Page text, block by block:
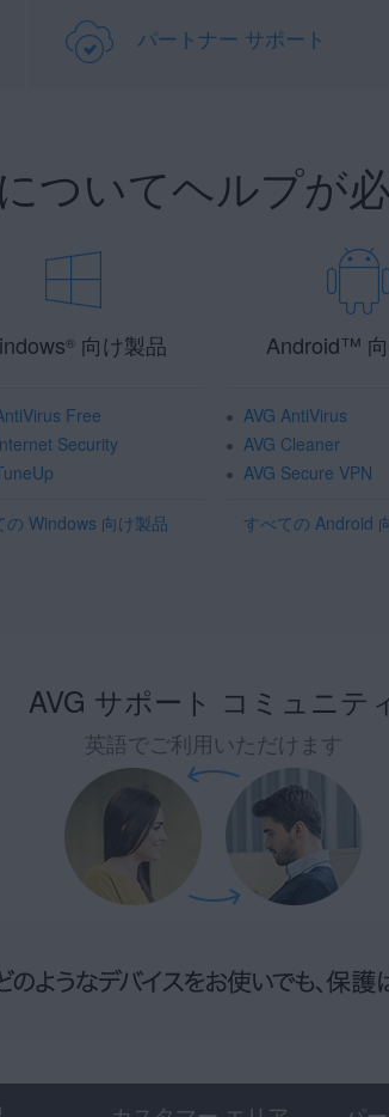
パートナー サポート
ついてヘルプが
® 向け製品
Free
Security
の Windows 向け製品
Android™
AVG AntiVirus
AVG Cleaner
AVG Secure VPN
すべての Android
AVG サポート コミュニテ
英語でご利用いただけます